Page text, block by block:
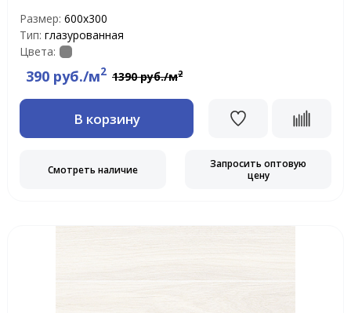
Размер: 600х300
Тип: глазурованная
Цвета:
390 руб./м2 1390 руб./м2
В корзину
Смотреть наличие
Запросить оптовую
цену